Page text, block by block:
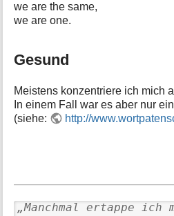
we are the same,
we are one.
Gesund
Meistens konzentriere ich mich
In einem Fall war es aber nur
(siehe:
http://
„Manchmal ertappe ich